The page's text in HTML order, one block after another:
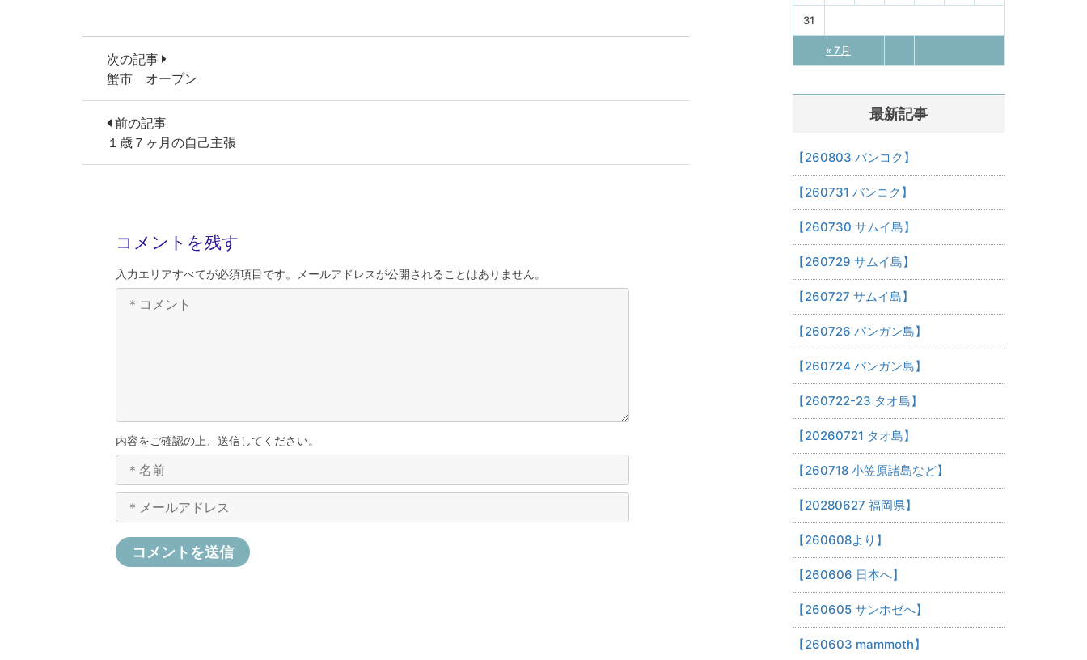
次の記事
蟹市 オープン
前の記事
１歳７ヶ月の自己主張
コメントを残す
入力エリアすべてが必須項目です。メールアドレスが公開されることはありません。
内容をご確認の上、送信してください。
« 7月
31
最新記事
【260803 バンコク】
【260731 バンコク】
【260730 サムイ島】
【260729 サムイ島】
【260727 サムイ島】
【260726 パンガン島】
【260724 パンガン島】
【260722-23 タオ島】
【20260721 タオ島】
【260718 小笠原諸島など】
【20280627 福岡県】
【260608より】
【260606 日本へ】
【260605 サンホゼへ】
【260603 mammoth】